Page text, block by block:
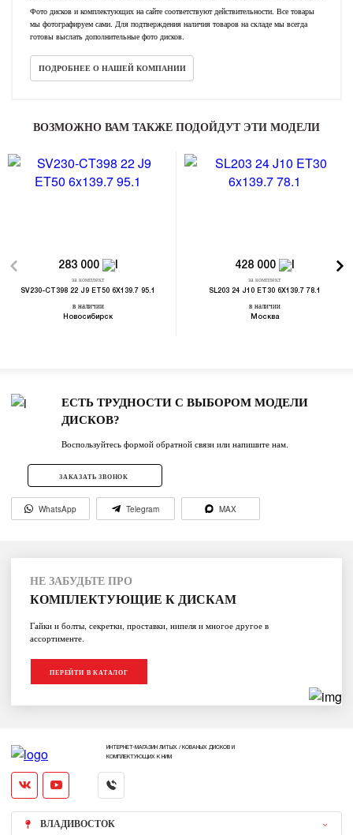
Фото дисков и комплектующих на сайте соответствуют действительности. Все товары
мы фотографируем сами. Для подтверждения наличия товаров на складе мы всегда
готовы выслать дополнительные фото дисков.
ПОДРОБНЕЕ О НАШЕЙ КОМПАНИИ
ВОЗМОЖНО ВАМ ТАКЖЕ ПОДОЙДУТ ЭТИ МОДЕЛИ
283 000
за комплект
SV230-CT398 22 J9 ET50 6X139.7 95.1
в наличии
Новосибирск
428 000
за комплект
SL203 24 J10 ET30 6X139.7 78.1
в наличии
Москва
ЕСТЬ ТРУДНОСТИ С ВЫБОРОМ МОДЕЛИ
ДИСКОВ?
Воспользуйтесь формой обратной связи или напишите нам.
ЗАКАЗАТЬ ЗВОНОК
WhatsApp Telegram MAX
НЕ ЗАБУДЬТЕ ПРО
КОМПЛЕКТУЮЩИЕ К ДИСКАМ
Гайки и болты, секретки, проставки, нипеля и многое другое в
ассортименте.
ПЕРЕЙТИ В КАТАЛОГ
ИНТЕРНЕТ-МАГАЗИН ЛИТЫХ / КОВАНЫХ ДИСКОВ И
КОМПЛЕКТУЮЩИХ К НИМ
ВЛАДИВОСТОК